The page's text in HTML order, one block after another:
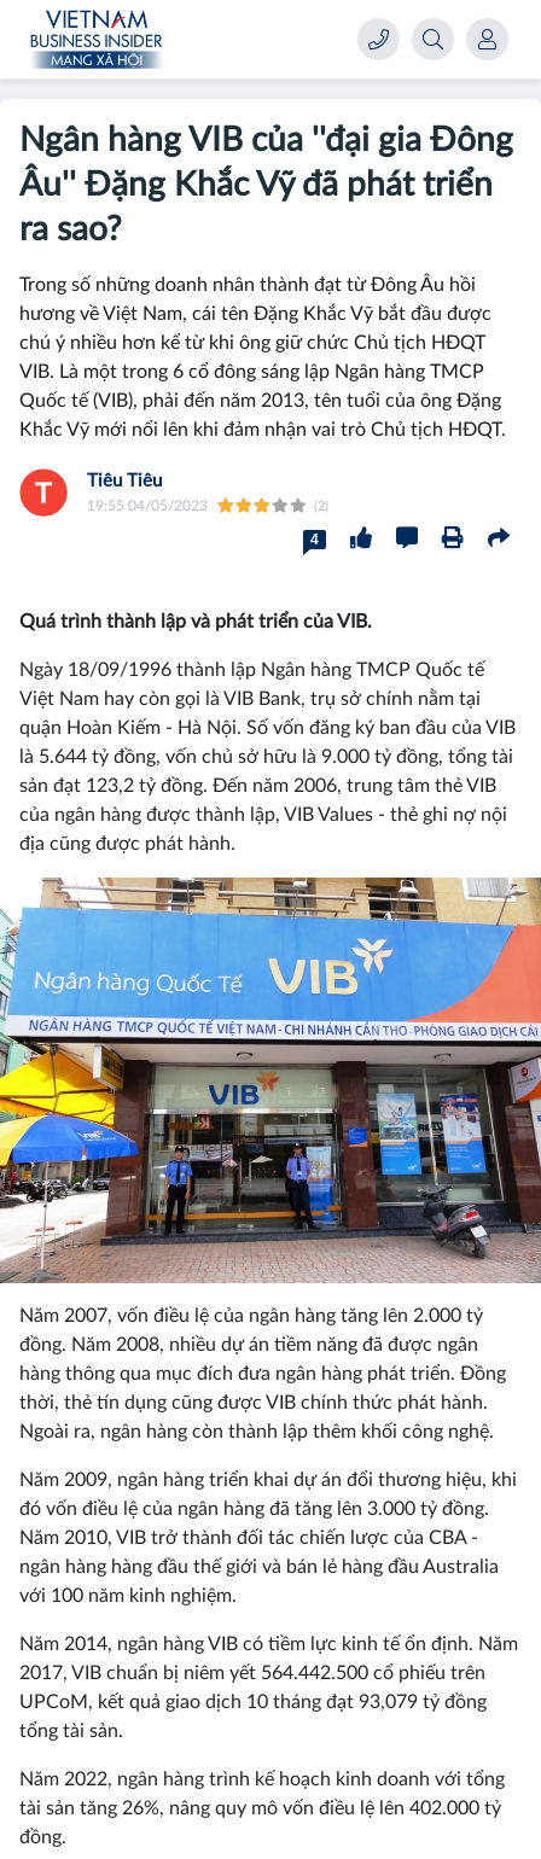
Ngân hàng VIB của ''đại gia Đông
Âu'' Đặng Khắc Vỹ đã phát triển
ra sao?
Trong số những doanh nhân thành đạt từ Đông Âu hồi
hương về Việt Nam, cái tên Đặng Khắc Vỹ bắt đầu được
chú ý nhiều hơn kể từ khi ông giữ chức Chủ tịch HĐQT
VIB. Là một trong 6 cổ đông sáng lập Ngân hàng TMCP
Quốc tế (VIB), phải đến năm 2013, tên tuổi của ông Đặng
Khắc Vỹ mới nổi lên khi đảm nhận vai trò Chủ tịch HĐQT.
Tiêu Tiêu
19:55 04/05/2023 (2)
4
Quá trình thành lập và phát triển của VIB.
Ngày 18/09/1996 thành lập Ngân hàng TMCP Quốc tế
Việt Nam hay còn gọi là VIB Bank, trụ sở chính nằm tại
quận Hoàn Kiếm - Hà Nội. Số vốn đăng ký ban đầu của VIB
là 5.644 tỷ đồng, vốn chủ sở hữu là 9.000 tỷ đồng, tổng tài
sản đạt 123,2 tỷ đồng. Đến năm 2006, trung tâm thẻ VIB
của ngân hàng được thành lập, VIB Values - thẻ ghi nợ nội
địa cũng được phát hành.
Năm 2007, vốn điều lệ của ngân hàng tăng lên 2.000 tỷ
đồng. Năm 2008, nhiều dự án tiềm năng đã được ngân
hàng thông qua mục đích đưa ngân hàng phát triển. Đồng
thời, thẻ tín dụng cũng được VIB chính thức phát hành.
Ngoài ra, ngân hàng còn thành lập thêm khối công nghệ.
Năm 2009, ngân hàng triển khai dự án đổi thương hiệu, khi
đó vốn điều lệ của ngân hàng đã tăng lên 3.000 tỷ đồng.
Năm 2010, VIB trở thành đối tác chiến lược của CBA -
ngân hàng hàng đầu thế giới và bán lẻ hàng đầu Australia
với 100 năm kinh nghiệm.
Năm 2014, ngân hàng VIB có tiềm lực kinh tế ổn định. Năm
2017, VIB chuẩn bị niêm yết 564.442.500 cổ phiếu trên
UPCoM, kết quả giao dịch 10 tháng đạt 93,079 tỷ đồng
tổng tài sản.
Năm 2022, ngân hàng trình kế hoạch kinh doanh với tổng
tài sản tăng 26%, nâng quy mô vốn điều lệ lên 402.000 tỷ
đồng.